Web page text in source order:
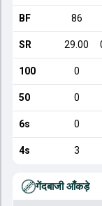
BF 86
SR 29.00
100 0
50 0
6s 0
4s 3
गेंदबाजी आँकड़े